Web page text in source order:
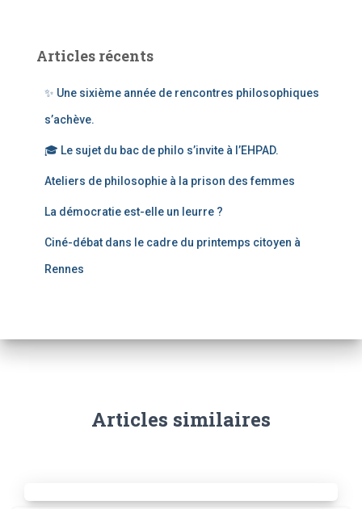
Articles récents
✨ Une sixième année de rencontres philosophiques
s’achève.
🎓 Le sujet du bac de philo s’invite à l’EHPAD.
Ateliers de philosophie à la prison des femmes
La démocratie est-elle un leurre ?
Ciné-débat dans le cadre du printemps citoyen à
Rennes
Articles similaires